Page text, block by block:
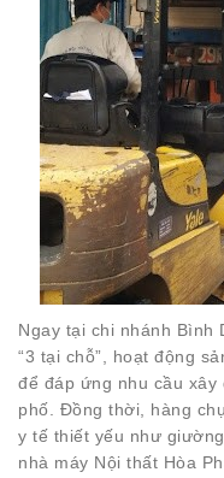
Ngay tại chi nhánh Bình
“3 tại chỗ”, hoạt động
để đáp ứng nhu cầu xây
phố. Đồng thời, hàng
y tế thiết yếu như
nhà máy Nội thất Hòa